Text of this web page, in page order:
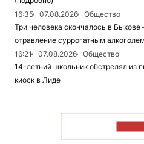
16:35
07.08.2026
Общество
Три человека скончалось в
отравление суррогатным алкоголем
16:21
07.08.2026
Общество
14-летний школьник обстрелял из
киоск в Лиде